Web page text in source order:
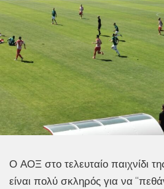
Ο ΑΟΞ στο τελευταίο παιχνίδι
είναι πολύ σκληρός για να